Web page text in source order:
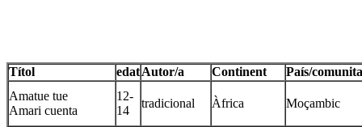
Títol edatAutor/a Continent
País/
Amatue tue
Amari cuenta
12-
14
tradicional Àfrica Moçambic